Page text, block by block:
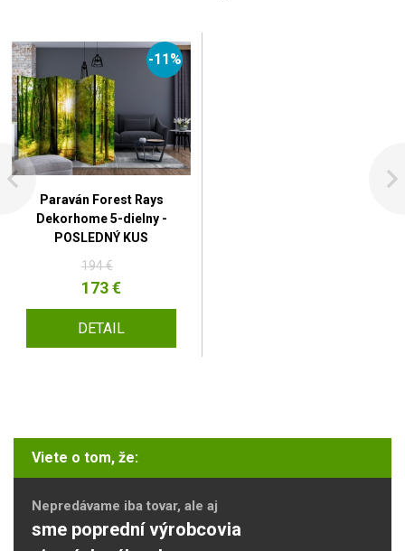
-11%
Paraván Forest Rays
Dekorhome 5-dielny -
POSLEDNÝ KUS
194 €
173 €
DETAIL
Viete o tom, že:
Nepredávame iba tovar, ale aj
sme poprední výrobcovia